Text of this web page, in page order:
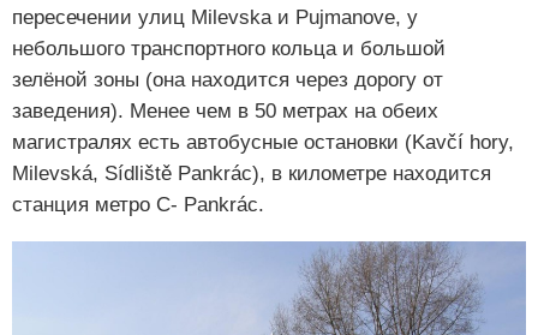
пересечении улиц Milevska и Pujmanove, у
небольшого транспортного кольца и большой
зелёной зоны (она находится через дорогу от
заведения). Менее чем в 50 метрах на обеих
магистралях есть автобусные остановки (Kavčí hory,
Milevská, Sídliště Pankrác), в километре находится
станция метро C- Pankrác.